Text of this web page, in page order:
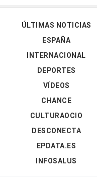
ÚLTIMAS NOTICIAS
ESPAÑA
INTERNACIONAL
DEPORTES
VÍDEOS
CHANCE
CULTURAOCIO
DESCONECTA
EPDATA.ES
INFOSALUS